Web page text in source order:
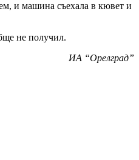
и машина съехала в кювет и
не получил.
ИА “Орелград”